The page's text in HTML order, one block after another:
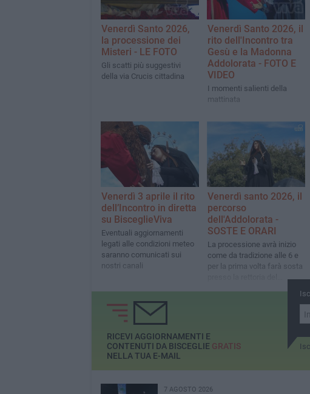
Venerdì Santo 2026,
la processione dei
Misteri - LE FOTO
Gli scatti più suggestivi
della via Crucis cittadina
Venerdì Santo 2026, il
rito dell'Incontro tra
Gesù e la Madonna
Addolorata - FOTO E
VIDEO
I momenti salienti della
mattinata
Venerdì 3 aprile il rito
dell’Incontro in diretta
su BisceglieViva
Eventuali aggiornamenti
legati alle condizioni meteo
saranno comunicati sui
nostri canali
Venerdì santo 2026, il
percorso
dell'Addolorata -
SOSTE E ORARI
La processione avrà inizio
come da tradizione alle 6 e
per la prima volta farà sosta
RICEVI AGGIORNAMENTI E
CONTENUTI DA BISCEGLIE GRATIS
NELLA TUA E-MAIL
7 AGOSTO 2026